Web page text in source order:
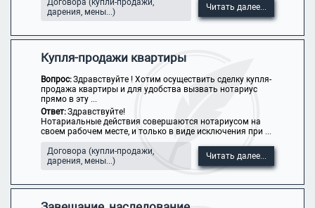
Договора (купли-продажи,
дарения, мены...)
Читать далее...
Купля-продажи квартиры
Вопрос:Здравствуйте ! Хотим осуществить сделку купля-
продажа квартиры и для удобства вызвать нотариус
прямо в эту ...
Ответ:Здравствуйте!
Нотариальные действия совершаются нотариусом на
своем рабочем месте, и только в виде исключения при ...
Договора (купли-продажи,
дарения, мены...)
Читать далее...